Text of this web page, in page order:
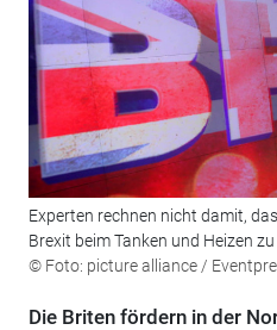
Experten rechnen nicht damit,
Brexit beim Tanken und Heizen
© Foto: picture alliance /
Die Briten fördern in der